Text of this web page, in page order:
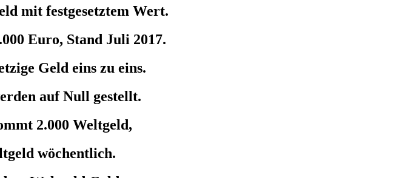
mit festgesetztem Wert.
Euro, Stand Juli 2017.
Geld eins zu eins.
auf Null gestellt.
2.000 Weltgeld,
wöchentlich.